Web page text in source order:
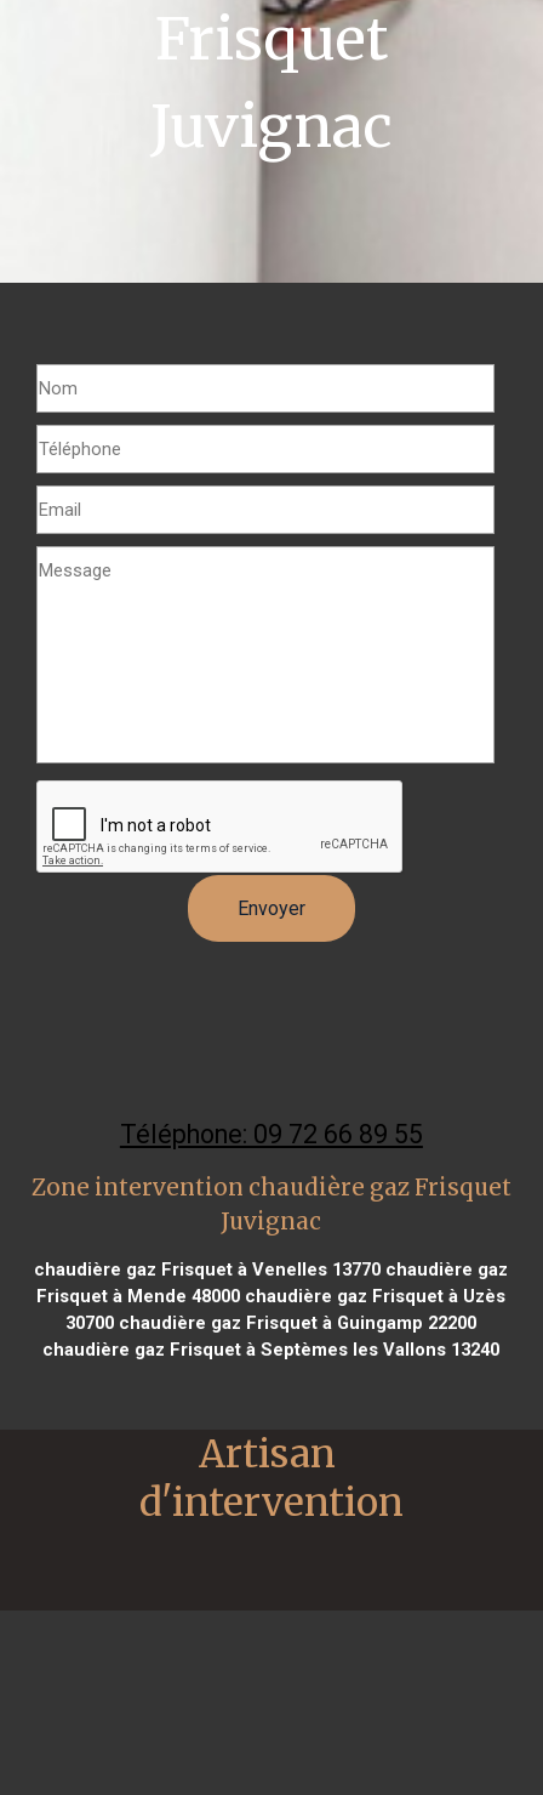
Frisquet
Juvignac
Téléphone: 09 72 66 89 55
Zone intervention chaudière gaz Frisquet
Juvignac
chaudière gaz Frisquet à Venelles 13770 chaudière gaz
Frisquet à Mende 48000 chaudière gaz Frisquet à Uzès
30700 chaudière gaz Frisquet à Guingamp 22200
chaudière gaz Frisquet à Septèmes les Vallons 13240
Artisan
d'intervention